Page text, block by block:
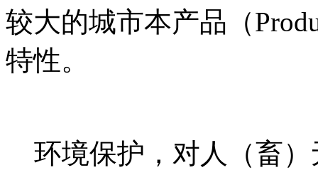
较大的城市本产品（
特性。
环境保护，对人（畜）